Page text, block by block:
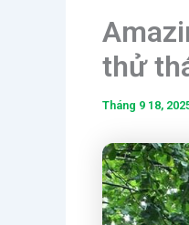
thử
Tháng 9 18,